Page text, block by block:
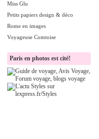
Miss Glu
Petits papiers design & déco
Rome en images
Voyageuse Comtoise
Paris en photos est cité!